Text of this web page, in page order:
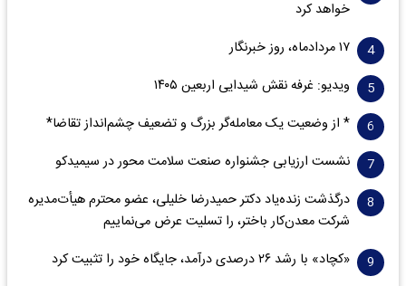
خواهد کرد
۱۷ مردادماه، روز خبرنگار
ویدیو: غرفه نقش شیدایی اربعین ۱۴۰۵
* از وضعیت یک معامله‌گر بزرگ و تضعیف چشم‌انداز تقاضا*
نشست ارزیابی جشنواره صنعت سلامت‌ محور در سیمیدکو
درگذشت زنده‌یاد دکتر حمیدرضا خلیلی، عضو محترم هیأت‌مدیره
شرکت معدن‌کار باختر، را تسلیت عرض می‌نماییم
«کچاد» با رشد ۲۶ درصدی درآمد، جایگاه خود را تثبیت کرد